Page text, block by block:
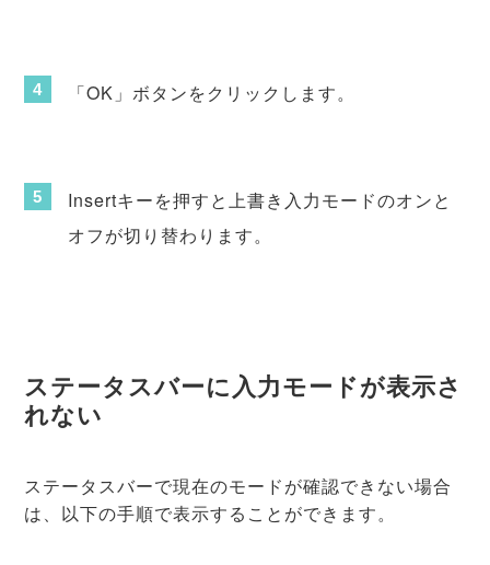
「OK」ボタンをクリックします。
Insertキーを押すと上書き入力モードのオンと
オフが切り替わります。
ステータスバーに入力モードが表示さ
れない
ステータスバーで現在のモードが確認できない場合
は、以下の手順で表示することができます。